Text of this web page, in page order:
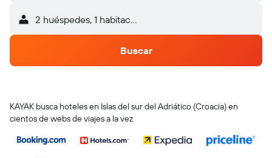
2 huéspedes, 1 habitación
Buscar
KAYAK busca hoteles en Islas del sur del Adriático (Croacia) en
cientos de webs de viajes a la vez